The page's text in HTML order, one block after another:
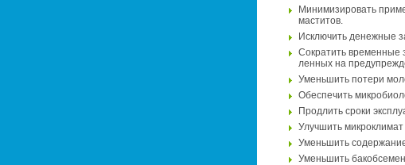
Ми­ни­ми­зи­ро­вать
ма­сти­тов.
Ис­клю­чить де­неж­ные
Со­кра­тить вре­мен­ные
лен­ных на
Умень­шить по­те­ри
Обес­пе­чить
Про­длить сроки
Улуч­шить
Умень­шить
Умень­шить